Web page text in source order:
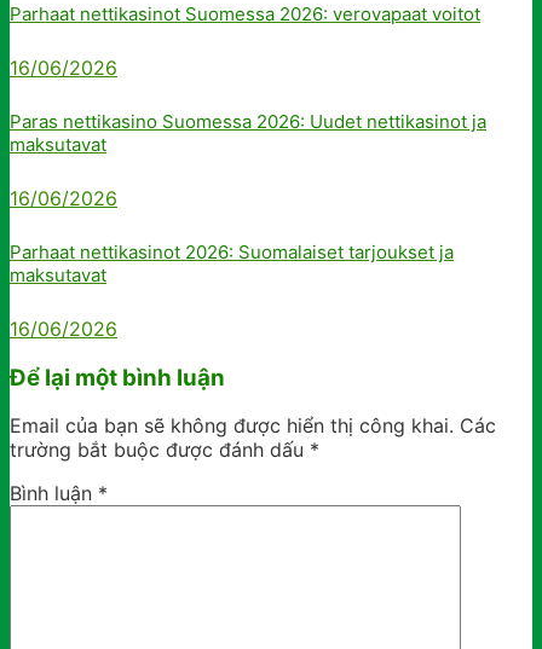
Parhaat nettikasinot Suomessa 2026: verovapaat voitot
16/06/2026
Paras nettikasino Suomessa 2026: Uudet nettikasinot ja
maksutavat
16/06/2026
Parhaat nettikasinot 2026: Suomalaiset tarjoukset ja
maksutavat
16/06/2026
Để lại một bình luận
Email của bạn sẽ không được hiển thị công khai. Các
trường bắt buộc được đánh dấu *
Bình luận *